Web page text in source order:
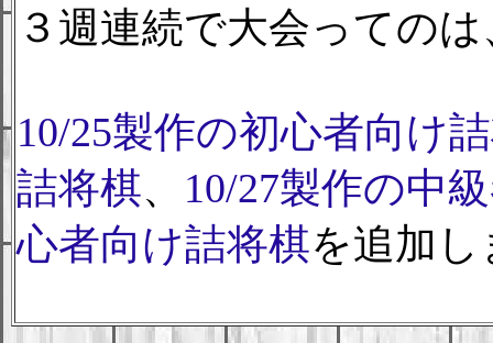
３週連続で大会っての
10/25製作の初心者向け
詰将棋、 10/27製作の中
心者向け詰将棋を追加